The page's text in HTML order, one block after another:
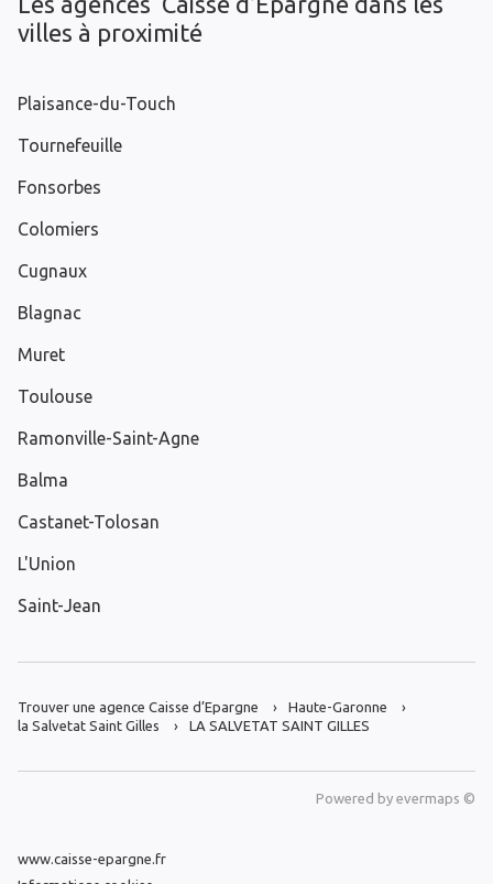
villes à proximité
Plaisance-du-Touch
Tournefeuille
Fonsorbes
Colomiers
Cugnaux
Blagnac
Muret
Toulouse
Ramonville-Saint-Agne
Balma
Castanet-Tolosan
L'Union
Saint-Jean
Trouver une agence Caisse d’Epargne
Haute-Garonne
la Salvetat Saint Gilles
LA SALVETAT SAINT GILLES
Powered by evermaps ©
www.caisse-epargne.fr